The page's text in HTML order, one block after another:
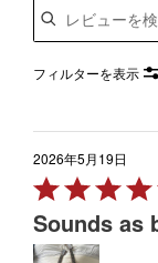
フィルターを表示
2026年5月19日
Rated
5
out
Sounds as